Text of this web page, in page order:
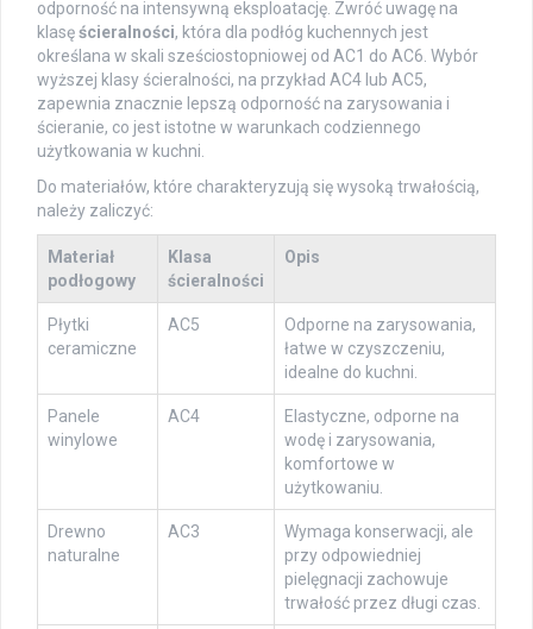
odporność na intensywną eksploatację. Zwróć uwagę na
klasęścieralności, która dla podłóg kuchennych jest
określana w skali sześciostopniowej od AC1 do AC6. Wybór
wyższej klasy ścieralności, na przykład AC4 lub AC5,
zapewnia znacznie lepszą odporność na zarysowania i
ścieranie, co jest istotne w warunkach codziennego
użytkowania w kuchni.
Do materiałów, które charakteryzują się wysoką trwałością,
należy zaliczyć:
Materiał
podłogowy
Klasa
ścieralności
Opis
Płytki
ceramiczne
AC5
Odporne na zarysowania,
łatwe w czyszczeniu,
idealne do kuchni.
Panele
winylowe
AC4
Elastyczne, odporne na
wodę i zarysowania,
komfortowe w
użytkowaniu.
Drewno
naturalne
AC3
Wymaga konserwacji, ale
przy odpowiedniej
pielęgnacji zachowuje
trwałość przez długi czas.